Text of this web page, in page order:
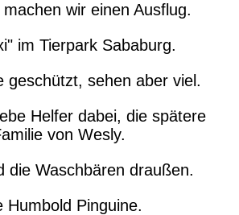
wir einen Ausflug.
im Tierpark Sababurg.
geschützt, sehen aber viel.
Helfer dabei, die spätere
von Wesly.
die Waschbären draußen.
Humbold Pinguine.